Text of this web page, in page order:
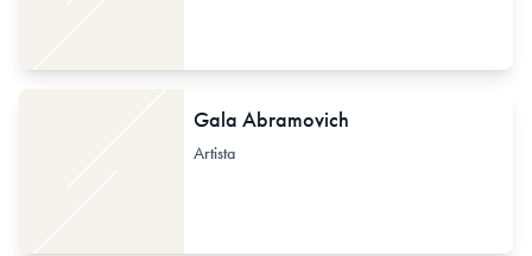
Gala Abramovich
Artista